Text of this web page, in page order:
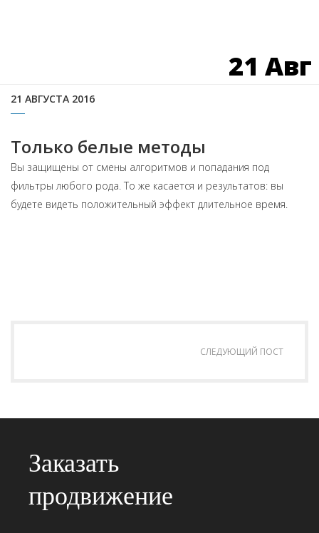
21 Авг
21 АВГУСТА 2016
Только белые методы
Вы защищены от смены алгоритмов и попадания под
фильтры любого рода. То же касается и результатов: вы
будете видеть положительный эффект длительное время.
СЛЕДУЮЩИЙ ПОСТ
Заказать
продвижение